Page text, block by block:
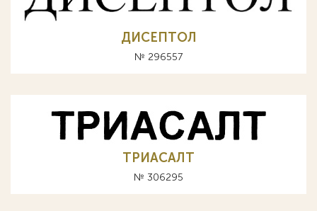
ДИСЕПТОЛ
№ 296557
ТРИАСАЛТ
№ 306295